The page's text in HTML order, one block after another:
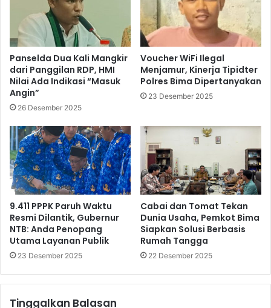
Panselda Dua Kali Mangkir
dari Panggilan RDP, HMI
Nilai Ada Indikasi “Masuk
Angin”
26 Desember 2025
Voucher WiFi Ilegal
Menjamur, Kinerja Tipidter
Polres Bima Dipertanyakan
23 Desember 2025
9.411 PPPK Paruh Waktu
Resmi Dilantik, Gubernur
NTB: Anda Penopang
Utama Layanan Publik
23 Desember 2025
Cabai dan Tomat Tekan
Dunia Usaha, Pemkot Bima
Siapkan Solusi Berbasis
Rumah Tangga
22 Desember 2025
Tinggalkan Balasan